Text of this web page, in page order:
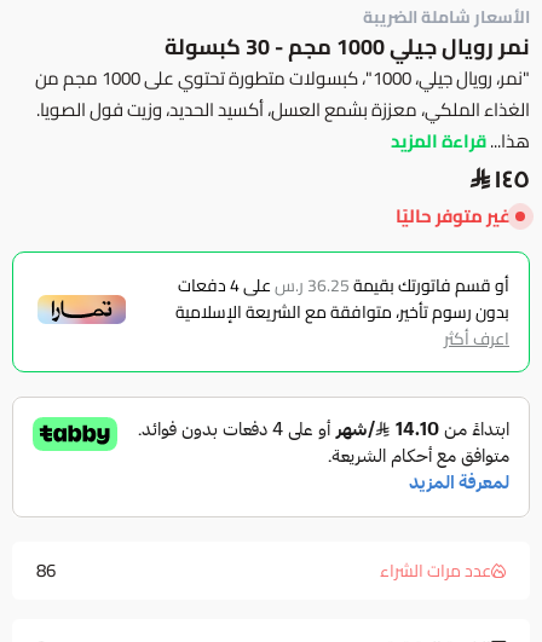
الأسعار شاملة الضريبة
نمر رويال جيلي 1000 مجم - 30 كبسولة
"نمر، رويال جيلي، 1000"، كبسولات متطورة تحتوي على 1000 مجم من
الغذاء الملكي، معززة بشمع العسل، أكسيد الحديد، وزيت فول الصويا.
هذا...قراءة المزيد
١٤٥
غير متوفر حاليًا
أو قسم فاتورتك بقيمة36.25 ر.س على4دفعات
بدون رسوم تأخير، متوافقة مع الشريعة الإسلامية
اعرف أكثر
عدد مرات الشراء 86